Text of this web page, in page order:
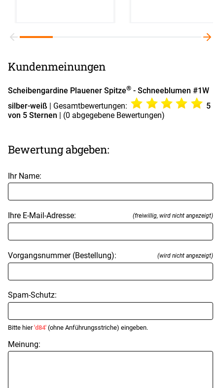
Kundenmeinungen
Scheibengardine Plauener Spitze® - Schneeblumen #1W
silber-weiß | Gesamtbewertungen:
5
von 5 Sternen
| (0 abgegebene Bewertungen)
Bewertung abgeben:
Ihr Name:
Ihre E-Mail-Adresse: (freiwillig, wird nicht angezeigt)
Vorgangsnummer (Bestellung): (wird nicht angezeigt)
Spam-Schutz:
Bitte hier'd84' (ohne Anführungsstriche) eingeben.
Meinung: